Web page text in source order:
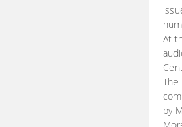
At
The
by